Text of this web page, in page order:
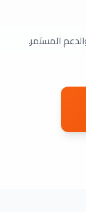
المستمر.